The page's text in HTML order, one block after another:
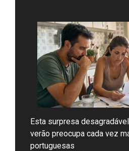
Esta surpresa
verão preocupa cada vez
portuguesas